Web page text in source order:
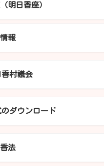
明日香座）
報
村議会
ダウンロード
法